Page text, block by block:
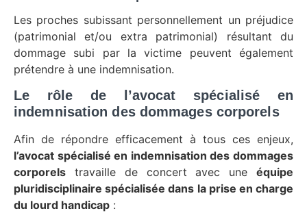
Les proches subissant personnellement un préjudice
(patrimonial et/ou extra patrimonial) résultant du
dommage subi par la victime peuvent également
prétendre à une indemnisation.
Le rôle de l’avocat spécialisé en
indemnisation des dommages corporels
Afin de répondre efficacement à tous ces enjeux,
l’avocat spécialisé en indemnisation des dommages
corporels travaille de concert avec une équipe
pluridisciplinaire spécialisée dans la prise en charge
du lourd handicap :